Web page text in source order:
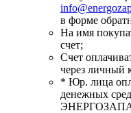
в форме
На имя
счет;
Счет
через личный
* Юр. лица
денежных